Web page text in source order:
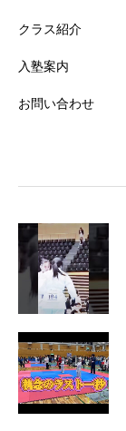
クラス紹介
入塾案内
お問い合わせ